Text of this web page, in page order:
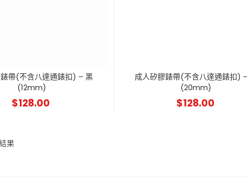
帶(不含八達通錶扣) – 黑
(12mm)
$128.00
成人矽膠錶帶(不含八達通錶扣)
(20mm)
$128.00
果